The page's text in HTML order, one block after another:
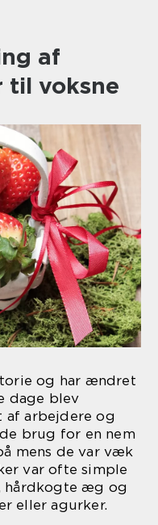
af
til voksne
og har ændret
dage blev
arbejdere og
brug for en nem
mens de var væk
var ofte simple
hårdkogte æg og
eller agurker.